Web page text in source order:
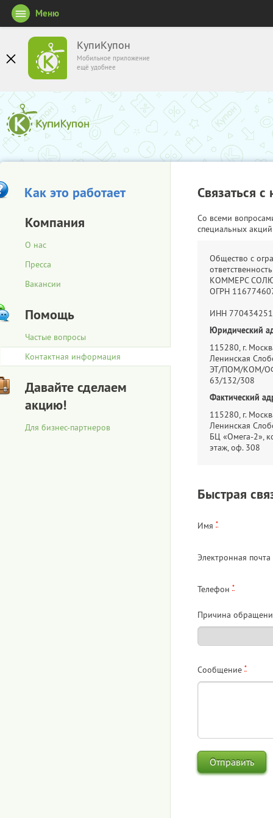
КупиКупон
Мобильное приложение
ещё удобнее
Меню
Как это работает
Компания
О нас
Пресса
Вакансии
Помощь
Частые вопросы
Контактная информация
Давайте сделаем
акцию!
Для бизнес-партнеров
Связаться с
Со всеми
специальных
Общество с
КОММЕРС
ОГРН
ИНН
Юридический
115280, г.
Ленинская
ЭТ/ПОМ/КОМ/
63/132/308
Фактический
115280, г.
Ленинская
БЦ «Омега-2»,
этаж, оф. 308
Быстрая
*
Имя
Электронная почта
*
Телефон
Причина
*
Сообщение